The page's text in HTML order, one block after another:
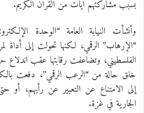
بسبب مشاركتهم آيات من القرآن الكريم.
وأنشأت النيابة العامة “الوحدة
“الإرهاب” الرقمي، لكنها تحولت إلى أداة
الفلسطيني، وتضاعفت رقابتها عقب
إلى الامتناع عن التعبير عن رأيهم، أو
الجارية في غزة.